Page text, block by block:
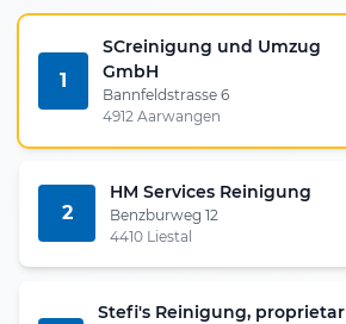
1
SCreinigung und Umzug
GmbH
Bannfeldstrasse 6
4912 Aarwangen
2
HM Services Reinigung
Benzburweg 12
4410 Liestal
Stefi's Reinigung, proprietar